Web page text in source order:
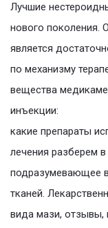
Лучшие
нового поколения.
является
по механизму
вещества
инъекции:
какие препараты
лечения разберем
подразумевающее
тканей.
вида мази, отзывы,